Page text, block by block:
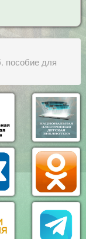
пособие для